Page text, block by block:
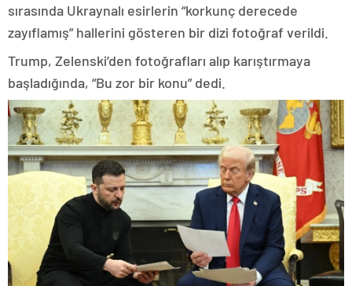
sırasında Ukraynalı esirlerin “korkunç derecede
zayıflamış” hallerini gösteren bir dizi fotoğraf verildi.
Trump, Zelenski’den fotoğrafları alıp karıştırmaya
başladığında, “Bu zor bir konu” dedi.